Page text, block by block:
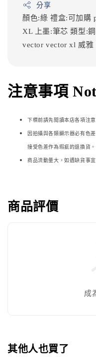
分享
顏色:綠 禮盒:可加購
XL
上墨:筆芯類型:
vectorvector xl 威雅
注意事項
下標前請先閱讀本店各項注意
因拍攝與各類顯示器必有色
接受色差作為瑕疵的退換貨。
商品流動量大，如遇缺貨事
商品評價
成
其他人也買了